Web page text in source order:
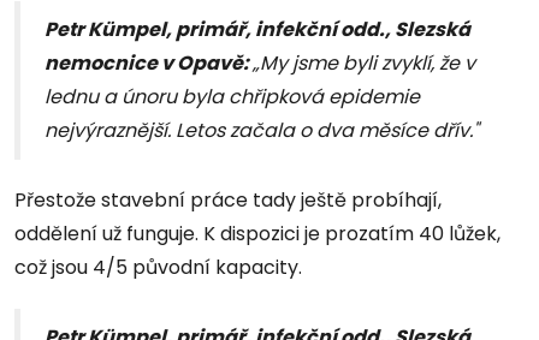
Petr Kümpel, primář, infekční odd., Slezská
nemocnice v Opavě:„My jsme byli zvyklí, že v
lednu a únoru byla chřipková epidemie
nejvýraznější. Letos začala o dva měsíce dřív."
Přestože stavební práce tady ještě probíhají,
oddělení už funguje. K dispozici je prozatím 40 lůžek,
což jsou 4/5 původní kapacity.